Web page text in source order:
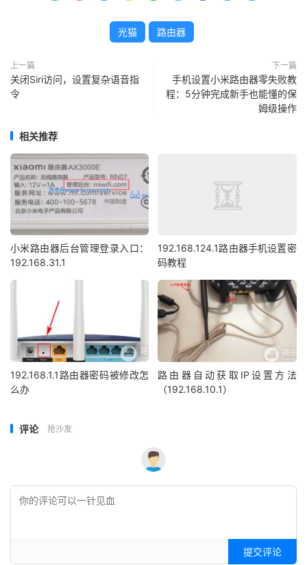
光猫 路由器
上一篇
关闭Siri访问，设置复杂语音指
令
下一篇
手机设置小米路由器零失败教
程：5分钟完成新手也能懂的保
姆级操作
相关推荐
小米路由器后台管理登录入口：
192.168.31.1
192.168.124.1路由器手机设置密
码教程
192.168.1.1路由器密码被修改怎
么办
路由器自动获取IP设置方法
（192.168.10.1）
评论 抢沙发
提交评论